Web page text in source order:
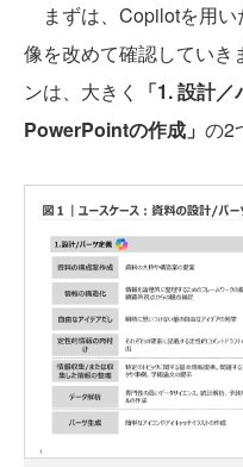
まずは、Copilotを用い
像を改めて確認していき
ンは、大きく
「1. 設計／
PowerPointの作成」 の2